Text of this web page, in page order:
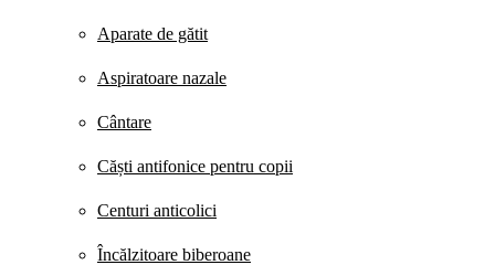
Aparate de gătit
Aspiratoare nazale
Cântare
Căști antifonice pentru copii
Centuri anticolici
Încălzitoare biberoane